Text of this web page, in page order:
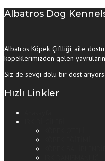
Albatros Dog
Albatros Köpek Çiftliği, aile
köpeklerimizden gelen
Siz de sevgi dolu bir dost
Hızlı Linkler